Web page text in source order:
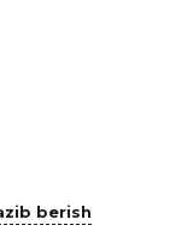
berish